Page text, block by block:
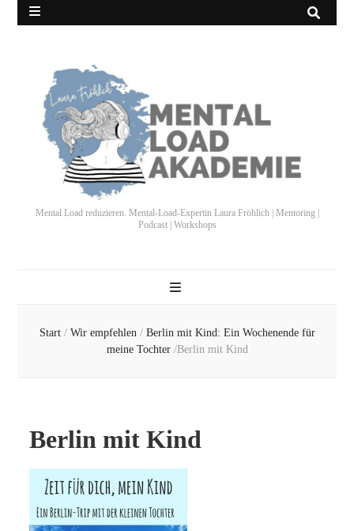
Mental Load reduzieren. Mental-Load-Expertin Laura Fröhlich | Mentoring |
Podcast | Workshops
Start / Wir empfehlen / Berlin mit Kind: Ein Wochenende für
meine Tochter /Berlin mit Kind
Berlin mit Kind